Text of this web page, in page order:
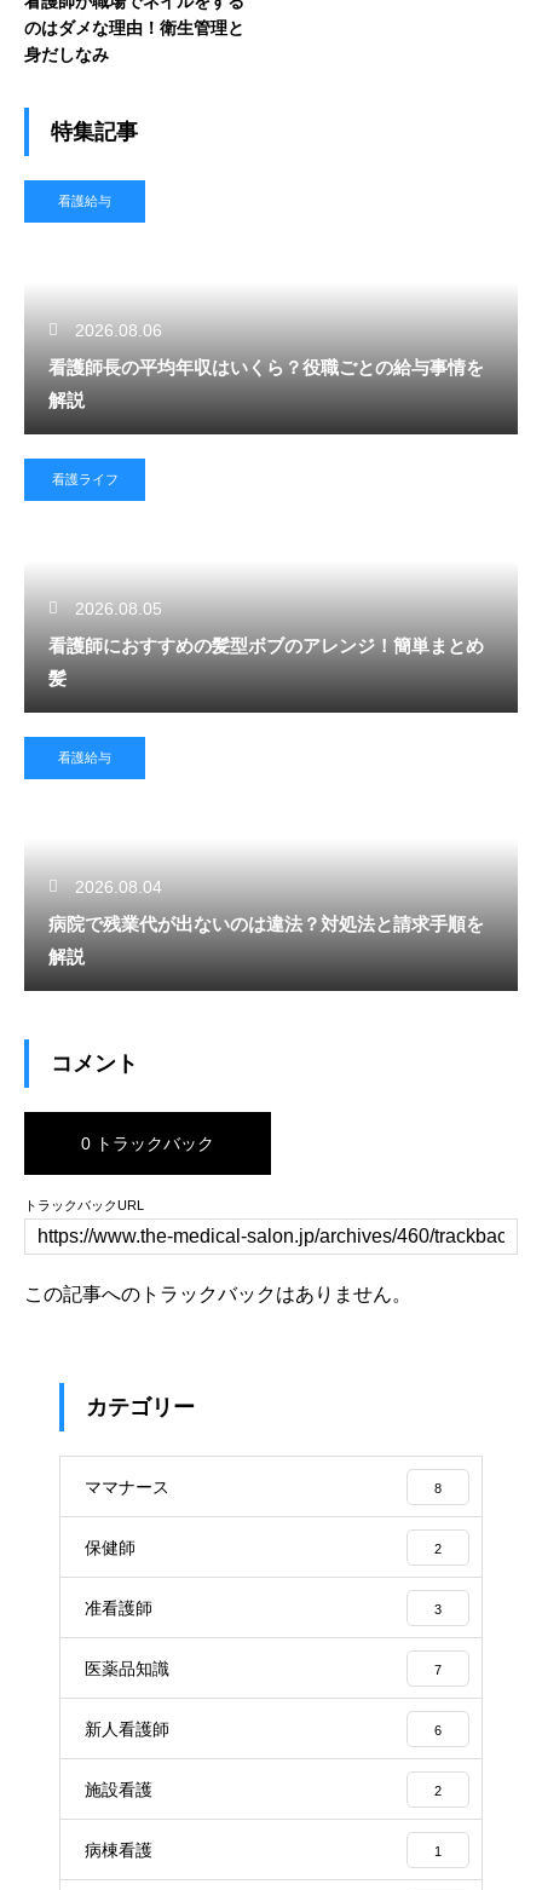
のはダメな理由！衛生管理と
身だしなみ
特集記事
看護給与
2026.08.06
看護師長の平均年収はいくら？役職ごとの給与事情を
解説
看護ライフ
2026.08.05
看護師におすすめの髪型ボブのアレンジ！簡単まとめ
髪
看護給与
2026.08.04
病院で残業代が出ないのは違法？対処法と請求手順を
解説
コメント
0 トラックバック
トラックバックURL
この記事へのトラックバックはありません。
カテゴリー
ママナース 8
保健師 2
准看護師 3
医薬品知識 7
新人看護師 6
施設看護 2
病棟看護 1